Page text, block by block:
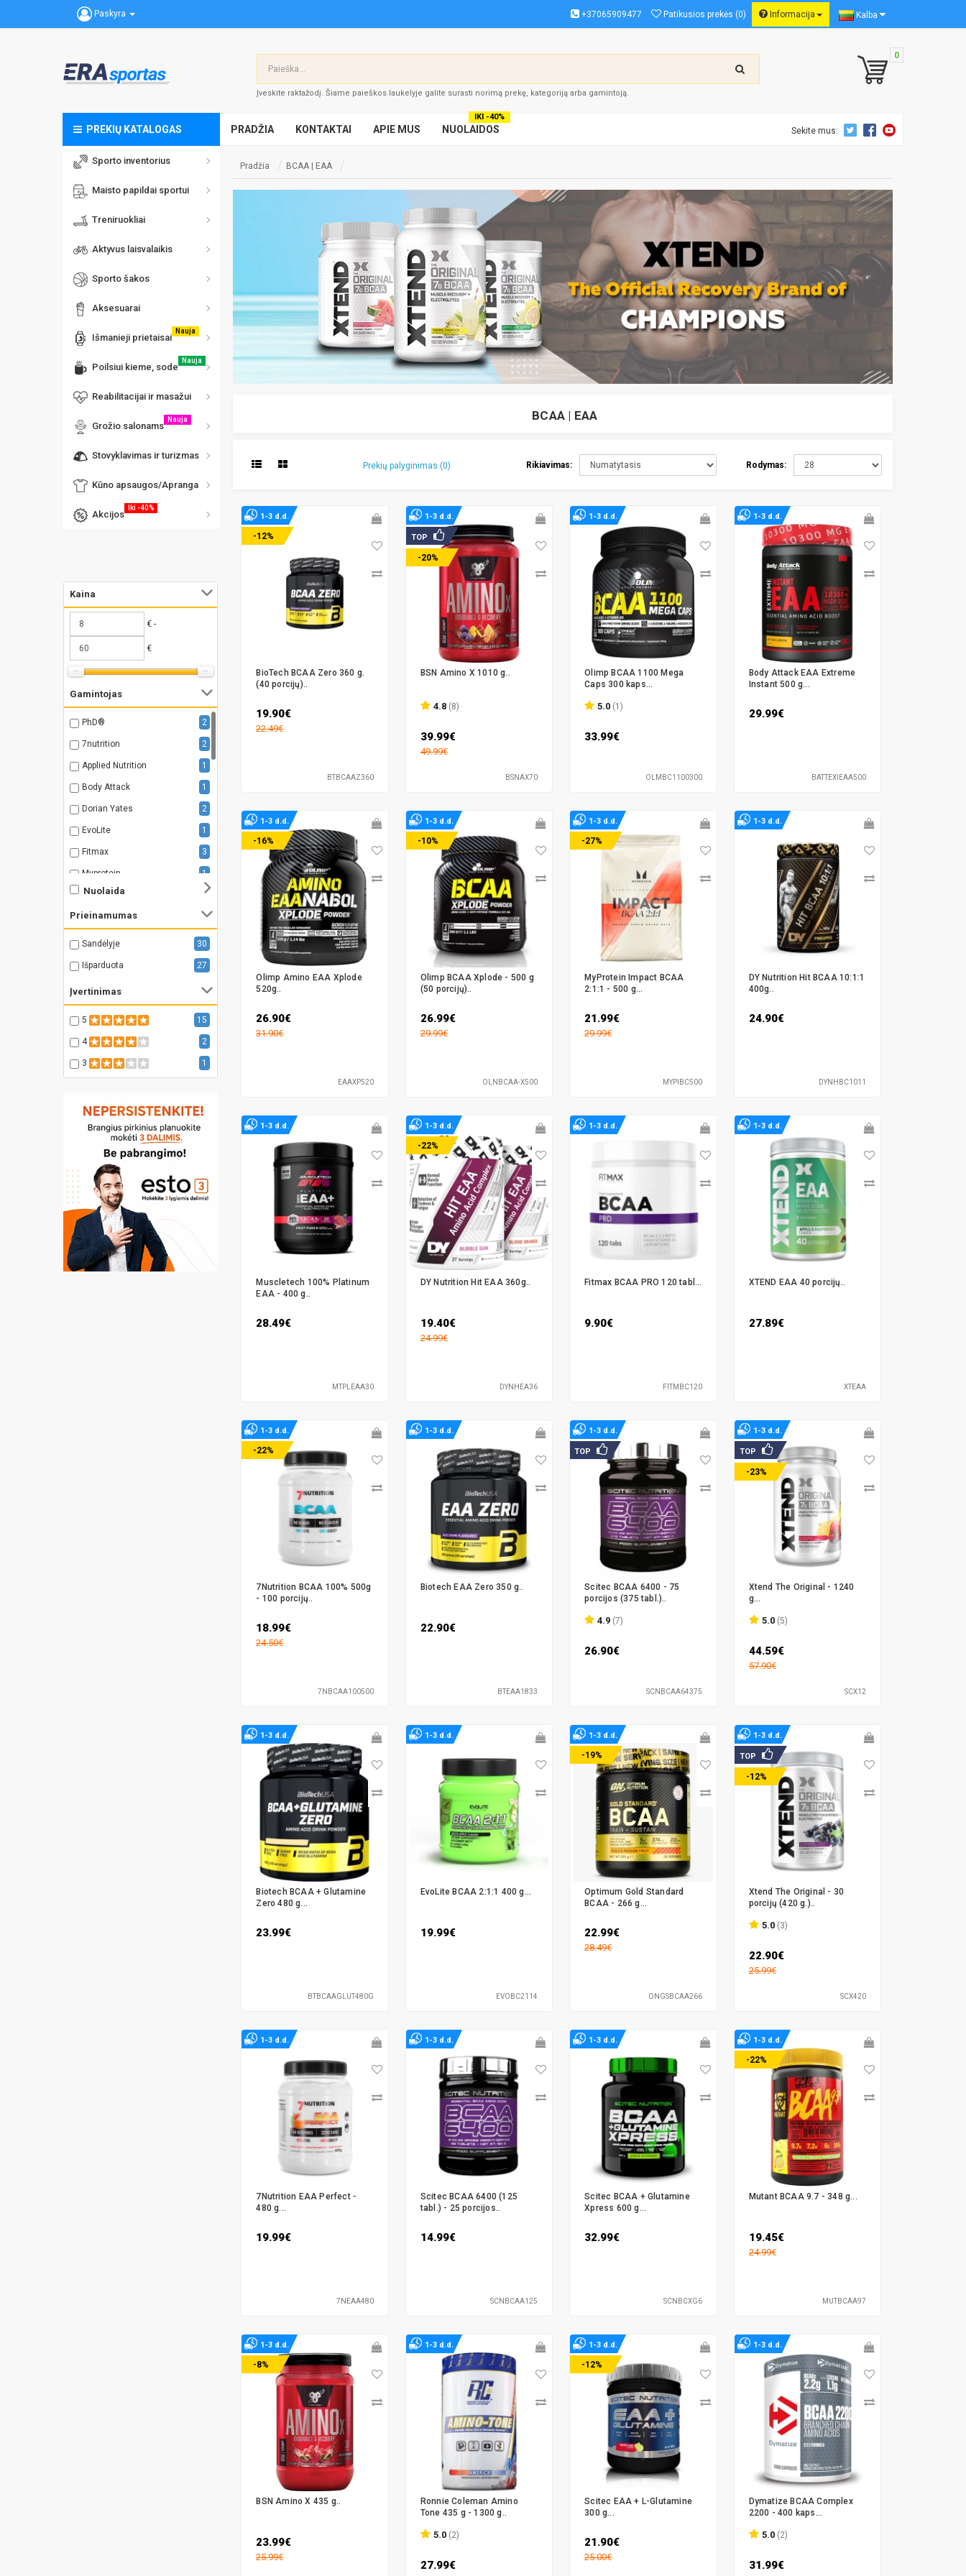
Paskyra +37065909477 Patikusios prekės (0) Informacija Kalba
Įveskite raktažodį. Šiame paieškos laukelyje galite surasti norimą prekę, kategoriją arba gamintoją.
0
PREKIŲ KATALOGAS
Sporto inventorius
Maisto papildai sportui
Treniruokliai
Aktyvus laisvalaikis
Sporto šakos
Aksesuarai
Išmanieji prietaisai
Nauja
Poilsiui kieme, sode
Nauja
Reabilitacijai ir masažui
Grožio salonams
Nauja
Stovyklavimas ir turizmas
Kūno apsaugos/Apranga
Akcijos
Iki -40%
PRADŽIA KONTAKTAI APIE MUS NUOLAIDOS
IKI -40%
Sekite mus:
Kaina
€ -
€
Gamintojas
PhD® 2
7nutrition 2
Applied Nutrition 1
Body Attack 1
Dorian Yates 2
EvoLite 1
Fitmax 3
Myprotein 1
Olimp Sport 5
ACTIVLAB 3
BIOTECH USA 5
BSN 3
DYMATIZE 2
MUSCLEPHARM 2
MUSCLETECH 2
NUTREND 2
Mutant 2
RONNIE COLEMAN
SCITEC
Scivation
TESTED 1
UNIVERSAL
USP LABS
Nuolaida
Prieinamumas
Sandėlyje 30
Išparduota 27
Įvertinimas
5 15
4 2
3 1
Pradžia BCAA | EAA
BCAA | EAA
Prekių palyginimas (0) Rikiavimas: Rodymas:
-12%
BioTech BCAA Zero 360 g.
(40 porcijų)..
19.90€
22.49€
BTBCAAZ360
1-3 d.d.
TOP
-20%
BSN Amino X 1010 g..
4.8 (8)
39.99€
49.99€
BSNAX70
1-3 d.d.
Olimp BCAA 1100 Mega
Caps 300 kaps...
5.0 (1)
33.99€
OLMBC1100300
1-3 d.d.
Body Attack EAA Extreme
Instant 500 g...
29.99€
BATTEXIEAA500
1-3 d.d.
-16%
Olimp Amino EAA Xplode
520g..
26.90€
31.90€
EAAXP520
1-3 d.d.
-10%
Olimp BCAA Xplode - 500 g
(50 porcijų)..
26.99€
29.99€
OLNBCAA-X500
1-3 d.d.
-27%
MyProtein Impact BCAA
2:1:1 - 500 g...
21.99€
29.99€
MYPIBC500
1-3 d.d.
DY Nutrition Hit BCAA 10:1:1
400g..
24.90€
DYNHBC1011
1-3 d.d.
Muscletech 100% Platinum
EAA - 400 g..
28.49€
MTPLEAA30
1-3 d.d.
-22%
DY Nutrition Hit EAA 360g..
19.40€
24.99€
DYNHEA36
1-3 d.d.
Fitmax BCAA PRO 120 tabl...
9.90€
FITMBC120
1-3 d.d.
XTEND EAA 40 porcijų..
27.89€
XTEAA
1-3 d.d.
-22%
7Nutrition BCAA 100% 500g
- 100 porcijų..
18.99€
24.50€
7NBCAA100500
1-3 d.d.
Biotech EAA Zero 350 g..
22.90€
BTEAA1833
1-3 d.d.
TOP
Scitec BCAA 6400 - 75
porcijos (375 tabl.)..
4.9 (7)
26.90€
SCNBCAA64375
1-3 d.d.
TOP
-23%
Xtend The Original - 1240
g...
5.0 (5)
44.59€
57.90€
SCX12
1-3 d.d.
Biotech BCAA + Glutamine
Zero 480 g...
23.99€
BTBCAAGLUT480G
1-3 d.d.
EvoLite BCAA 2:1:1 400 g...
19.99€
EVOBC2114
1-3 d.d.
-19%
Optimum Gold Standard
BCAA - 266 g...
22.99€
28.49€
ONGSBCAA266
1-3 d.d.
TOP
-12%
Xtend The Original - 30
porcijų (420 g.)..
5.0 (3)
22.90€
25.99€
SCX420
1-3 d.d.
7Nutrition EAA Perfect -
480 g...
19.99€
7NEAA480
1-3 d.d.
Scitec BCAA 6400 (125
tabl.) - 25 porcijos..
14.99€
SCNBCAA125
1-3 d.d.
Scitec BCAA + Glutamine
Xpress 600 g...
32.99€
SCNBCXG6
1-3 d.d.
-22%
Mutant BCAA 9.7 - 348 g...
19.45€
24.99€
MUTBCAA97
1-3 d.d.
-8%
BSN Amino X 435 g..
23.99€
25.99€
1-3 d.d.
Ronnie Coleman Amino
Tone 435 g - 1300 g..
5.0 (2)
27.99€
1-3 d.d.
-12%
Scitec EAA + L-Glutamine
300 g...
21.90€
25.00€
1-3 d.d.
Dymatize BCAA Complex
2200 - 400 kaps...
5.0 (2)
31.99€
1-3 d.d.